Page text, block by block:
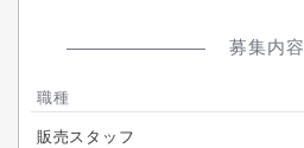
募集内容
職種
販売スタッフ